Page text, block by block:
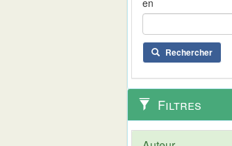
Rechercher
Filtres